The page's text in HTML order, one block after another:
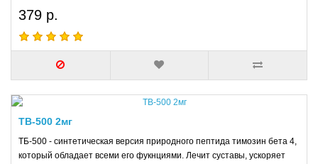
379 р.
TB-500 2мг
ТБ-500 - синтетическая версия природного пептида тимозин бета 4,
который обладает всеми его фукнциями. Лечит суставы, ускоряет